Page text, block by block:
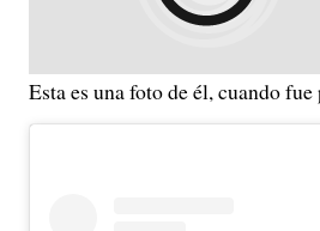
Esta es una foto de él, cuando fue